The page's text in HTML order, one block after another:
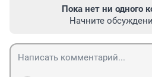
Пока нет ни одного
Начните